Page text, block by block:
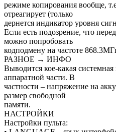
режиме копирования вообще,
отреагирует (только
дернется индикатор уровня
Если есть подозрение, что
можно попробовать
кодподмену на частоте
РАЗНОЕ → ИНФО
Выводится кое-какая
аппаратной части. В
частности – напряжение на
размер свободной
памяти.
НАСТРОЙКИ
Настройки пульта: